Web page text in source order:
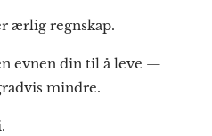
ærlig regnskap.
evnen din til å leve —
mindre.